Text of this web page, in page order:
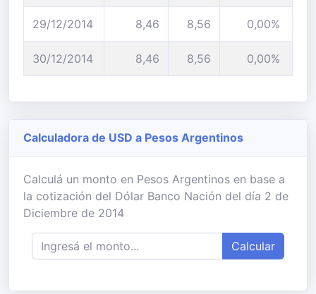
29/12/2014 8,46 8,56 0,00%
30/12/2014 8,46 8,56 0,00%
Calculadora de USD a Pesos Argentinos
Calculá un monto en Pesos Argentinos en base a
la cotización del Dólar Banco Nación del día 2 de
Diciembre de 2014
Calcular